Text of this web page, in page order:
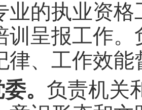
业的执业资
训呈报工作
律、工作效能
。 负责机关